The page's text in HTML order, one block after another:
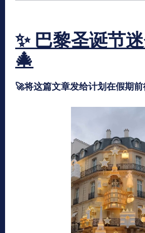
✨ 巴黎圣诞节
🎄
🚀将这篇文章发给计划在假期前